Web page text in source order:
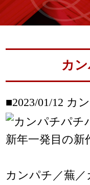
カ
■2023/01/12 カ
新年一発目の新
カンパチ／蕪